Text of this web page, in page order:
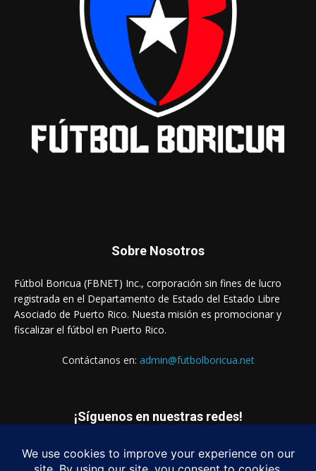
Sobre Nosotros
Fútbol Boricua (FBNET) Inc., corporación sin fines de lucro
registrada en el Departamento de Estado del Estado Libre
Asociado de Puerto Rico. Nuesta misión es promocionar y
fiscalizar el fútbol en Puerto Rico.
Contáctanos en: admin@futbolboricua.net
¡Síguenos en nuestras redes!